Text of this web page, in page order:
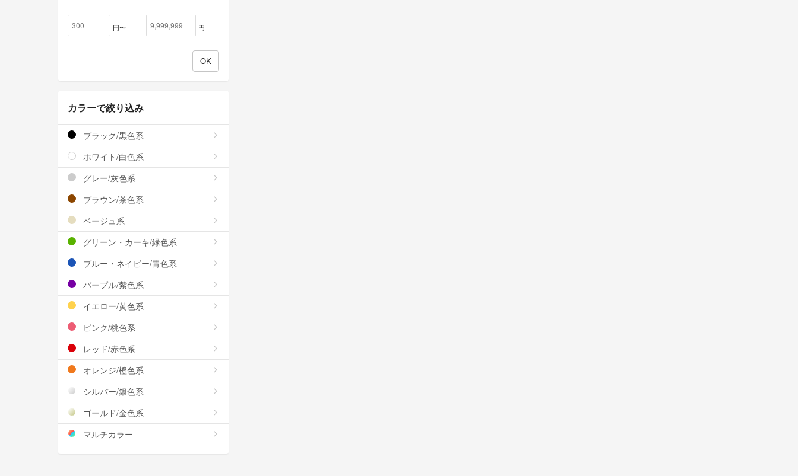
円〜 円
カラーで絞り込み
ブラック/黒色系
ホワイト/白色系
グレー/灰色系
ブラウン/茶色系
ベージュ系
グリーン・カーキ/緑色系
ブルー・ネイビー/青色系
パープル/紫色系
イエロー/黄色系
ピンク/桃色系
レッド/赤色系
オレンジ/橙色系
シルバー/銀色系
ゴールド/金色系
マルチカラー